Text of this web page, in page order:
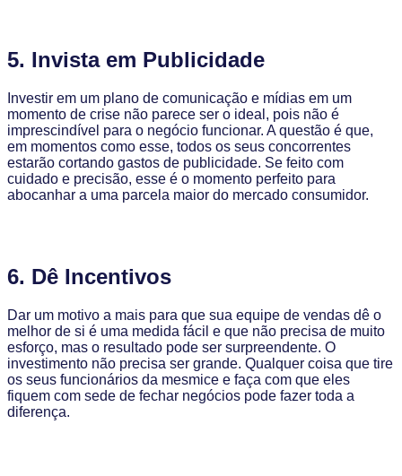
5. Invista em Publicidade
Investir em um plano de comunicação e mídias em um
momento de crise não parece ser o ideal, pois não é
imprescindível para o negócio funcionar. A questão é que,
em momentos como esse, todos os seus concorrentes
estarão cortando gastos de publicidade. Se feito com
cuidado e precisão, esse é o momento perfeito para
abocanhar a uma parcela maior do mercado consumidor.
6. Dê Incentivos
Dar um motivo a mais para que sua equipe de vendas dê o
melhor de si é uma medida fácil e que não precisa de muito
esforço, mas o resultado pode ser surpreendente. O
investimento não precisa ser grande. Qualquer coisa que tire
os seus funcionários da mesmice e faça com que eles
fiquem com sede de fechar negócios pode fazer toda a
diferença.